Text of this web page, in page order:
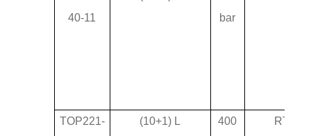
40-11
bar
TOP221-
(10+1) L
400
RT-